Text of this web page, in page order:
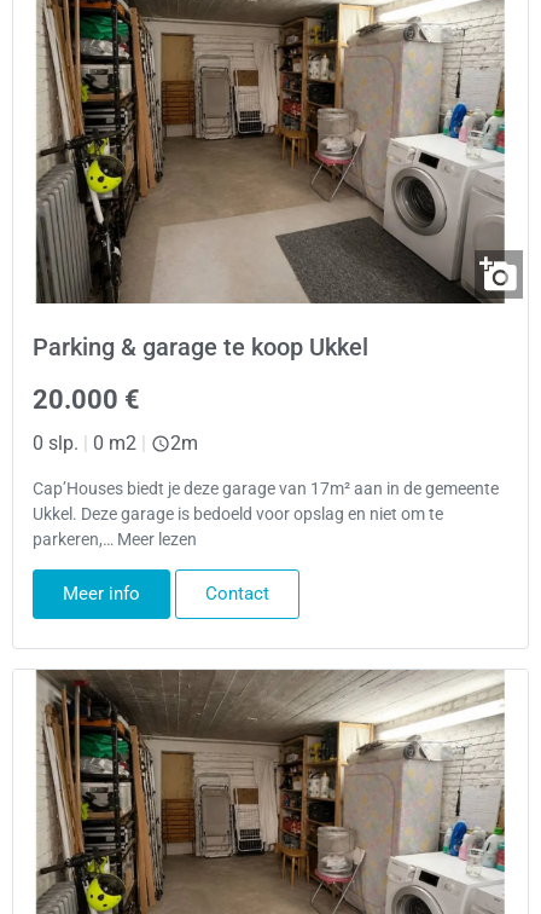
Parking & garage te koop Ukkel
20.000 €
0 slp. 0 m2 2m
Cap’Houses biedt je deze garage van 17m² aan in de gemeente
Ukkel. Deze garage is bedoeld voor opslag en niet om te
parkeren,… Meer lezen
Meer info Contact